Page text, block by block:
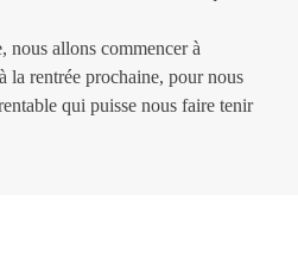
nous allons commencer à
la rentrée prochaine, pour nous
qui puisse nous faire tenir